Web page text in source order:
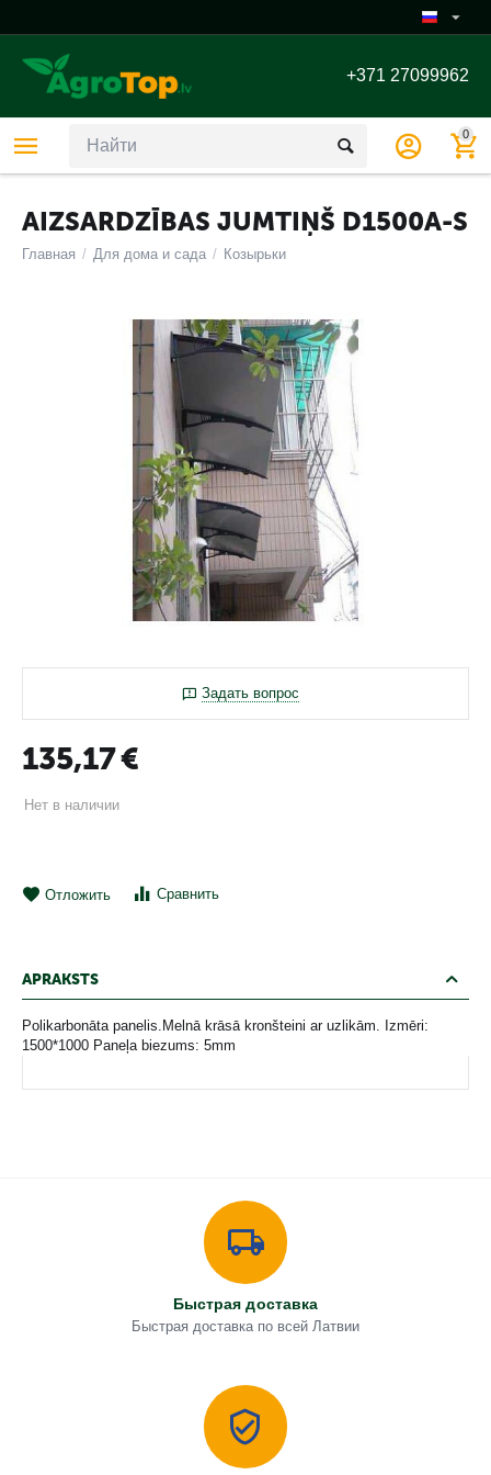
+371 27099962
0
AIZSARDZĪBAS JUMTIŅŠ D1500A-S
Главная / Для дома и сада / Козырьки
Задать вопрос
135,17€
Нет в наличии
Отложить Сравнить
APRAKSTS
Polikarbonāta panelis.Melnā krāsā kronšteini ar uzlikām. Izmēri:
1500*1000 Paneļa biezums: 5mm
Быстрая доставка
Быстрая доставка по всей Латвии